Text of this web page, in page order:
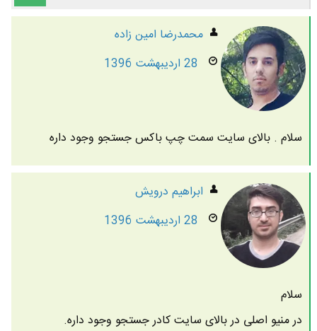
محمدرضا امين زاده
28 اردیبهشت 1396
سلام . بالای سایت سمت چپ باکس جستجو وجود داره
ابراهیم درویش
28 اردیبهشت 1396
سلام
در منیو اصلی در بالای سایت کادر جستجو وجود داره.